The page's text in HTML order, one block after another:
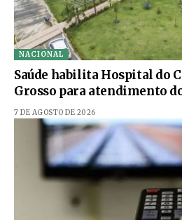
NACIONAL
Saúde habilita Hospital do
Grosso para atendimento
7 DE AGOSTO DE 2026